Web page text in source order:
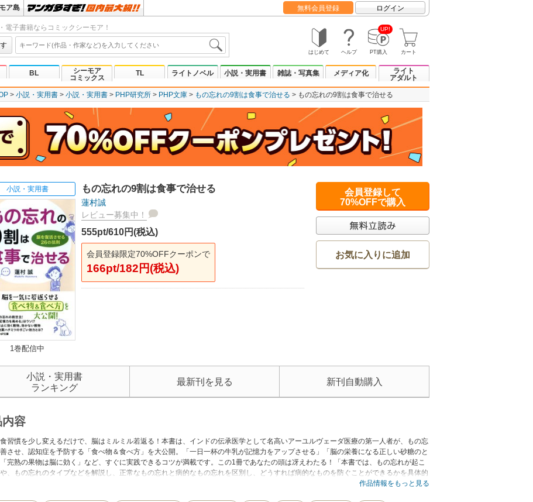
ア島 無料会員登録 ログイン
電子書籍ならコミックシーモア！
はじめて ヘルプ
UP!
PT購入 カート
BL
シーモア
コミックス
TL ライトノベル 小説・実用書 雑誌・写真集 メディア化
ライト
アダルト
小説・実用書 小説・実用書 PHP研究所 PHP文庫 もの忘れの9割は食事で治せる もの忘れの9割は食事で治せる
小説・実用書
1巻配信中
もの忘れの9割は食事で治せる
蓮村誠
レビュー募集中！
555pt/610円(税込)
会員登録限定70%OFFクーポンで
166pt/182円(税込)
会員登録して
70%OFFで購入
お気に入りに追加
小説・実用書
ランキング
最新刊を見る 新刊自動購入
容
習慣を少し変えるだけで、脳はミルミル若返る！本書は、インドの伝承医学として名高いアーユルヴェーダ医療の第一人者が、もの忘
させ、認知症を予防する「食べ物＆食べ方」を大公開。「一日一杯の牛乳が記憶力をアップさせる」「脳の栄養になる正しい砂糖のと
完熟の果物は脳に効く」など、すぐに実践できるコツが満載です。この1冊であなたの頭は冴えわたる！「本書では、もの忘れが起こ
、もの忘れのタイプなどを解説し、正常なもの忘れと病的なもの忘れを区別し、どうすれば病的なものを防ぐことができるかを具体的
していきます。もの忘れは誰もがするものですが、実は加齢によってそれが進むわけではありません。食事を整えることで、9割の病的
作品情報をもっと見る